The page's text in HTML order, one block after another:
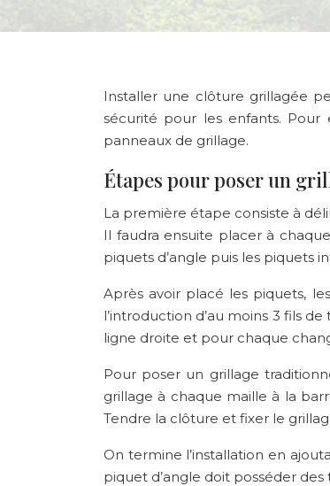
Installer une clôture grillagée
sécurité pour les enfants. Pour
panneaux de grillage.
Étapes pour poser un
La première étape consiste à
Il faudra ensuite placer à
piquets d’angle puis les piquets
Après avoir placé les piquets,
l’introduction d’au moins 3 fils
ligne droite et pour chaque
Pour poser un grillage
grillage à chaque maille à la
Tendre la clôture et fixer le
On termine l’installation en
piquet d’angle doit posséder